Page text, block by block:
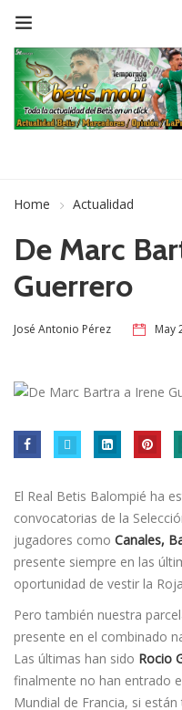
Home Actualidad
De Marc
Guerrero
José Antonio Pérez May
El Real Betis Balompié ha
convocatorias de la
jugadores como Canales,
presente siempre en las
oportunidad de vestir la
Pero también nuestra
presente en el combinado
Las últimas han sido Rocio
finalmente no han entrado
Mundial de Francia, si